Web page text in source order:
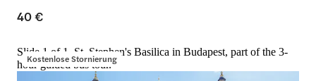
40 €
Kostenlose Stornierung
Slide 1 of 1, St. Stephen's Basilica in Budapest, part of the 3-
hour guided bus tour.